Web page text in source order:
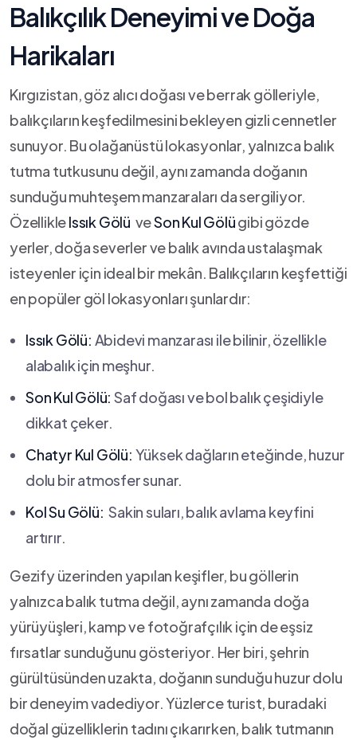
Balıkçılık Deneyimi ve Doğa
Harikaları
Kırgızistan, göz alıcı doğası ‍ve berrak gölleriyle,
balıkçıların keşfedilmesini bekleyen gizli cennetler⁤
sunuyor. Bu⁢ olağanüstü lokasyonlar, yalnızca balık
tutma tutkusunu ‌değil, aynı zamanda doğanın
sunduğu ⁤muhteşem manzaraları da‍ sergiliyor.
ÖzellikleIssık Gölü ‍ veSon Kul Gölügibi gözde‌
yerler, ​doğa severler ve balık avında​ ustalaşmak
⁢isteyenler için ideal bir mekân. Balıkçıların​ keşfettiği
en⁣ popüler göl lokasyonları şunlardır:
Issık Gölü: Abidevi manzarası ile bilinir, özellikle
alabalık ⁤için ⁤meşhur.
Son ⁣Kul Gölü: Saf doğası ve bol balık çeşidiyle
dikkat çeker.
Chatyr Kul Gölü: Yüksek dağların eteğinde, huzur
dolu bir atmosfer sunar.
Kol Su Gölü: ​ Sakin suları, balık avlama keyfini
artırır.
Gezify‍ üzerinden yapılan keşifler, bu göllerin ​
yalnızca balık tutma değil, aynı‌ zamanda doğa
yürüyüşleri, kamp ve fotoğrafçılık için de eşsiz
fırsatlar sunduğunu gösteriyor. Her ⁣biri, şehrin
gürültüsünden uzakta, doğanın sunduğu huzur dolu
bir ‍deneyim vadediyor. Yüzlerce turist, buradaki
⁢doğal güzelliklerin tadını çıkarırken, balık tutmanın